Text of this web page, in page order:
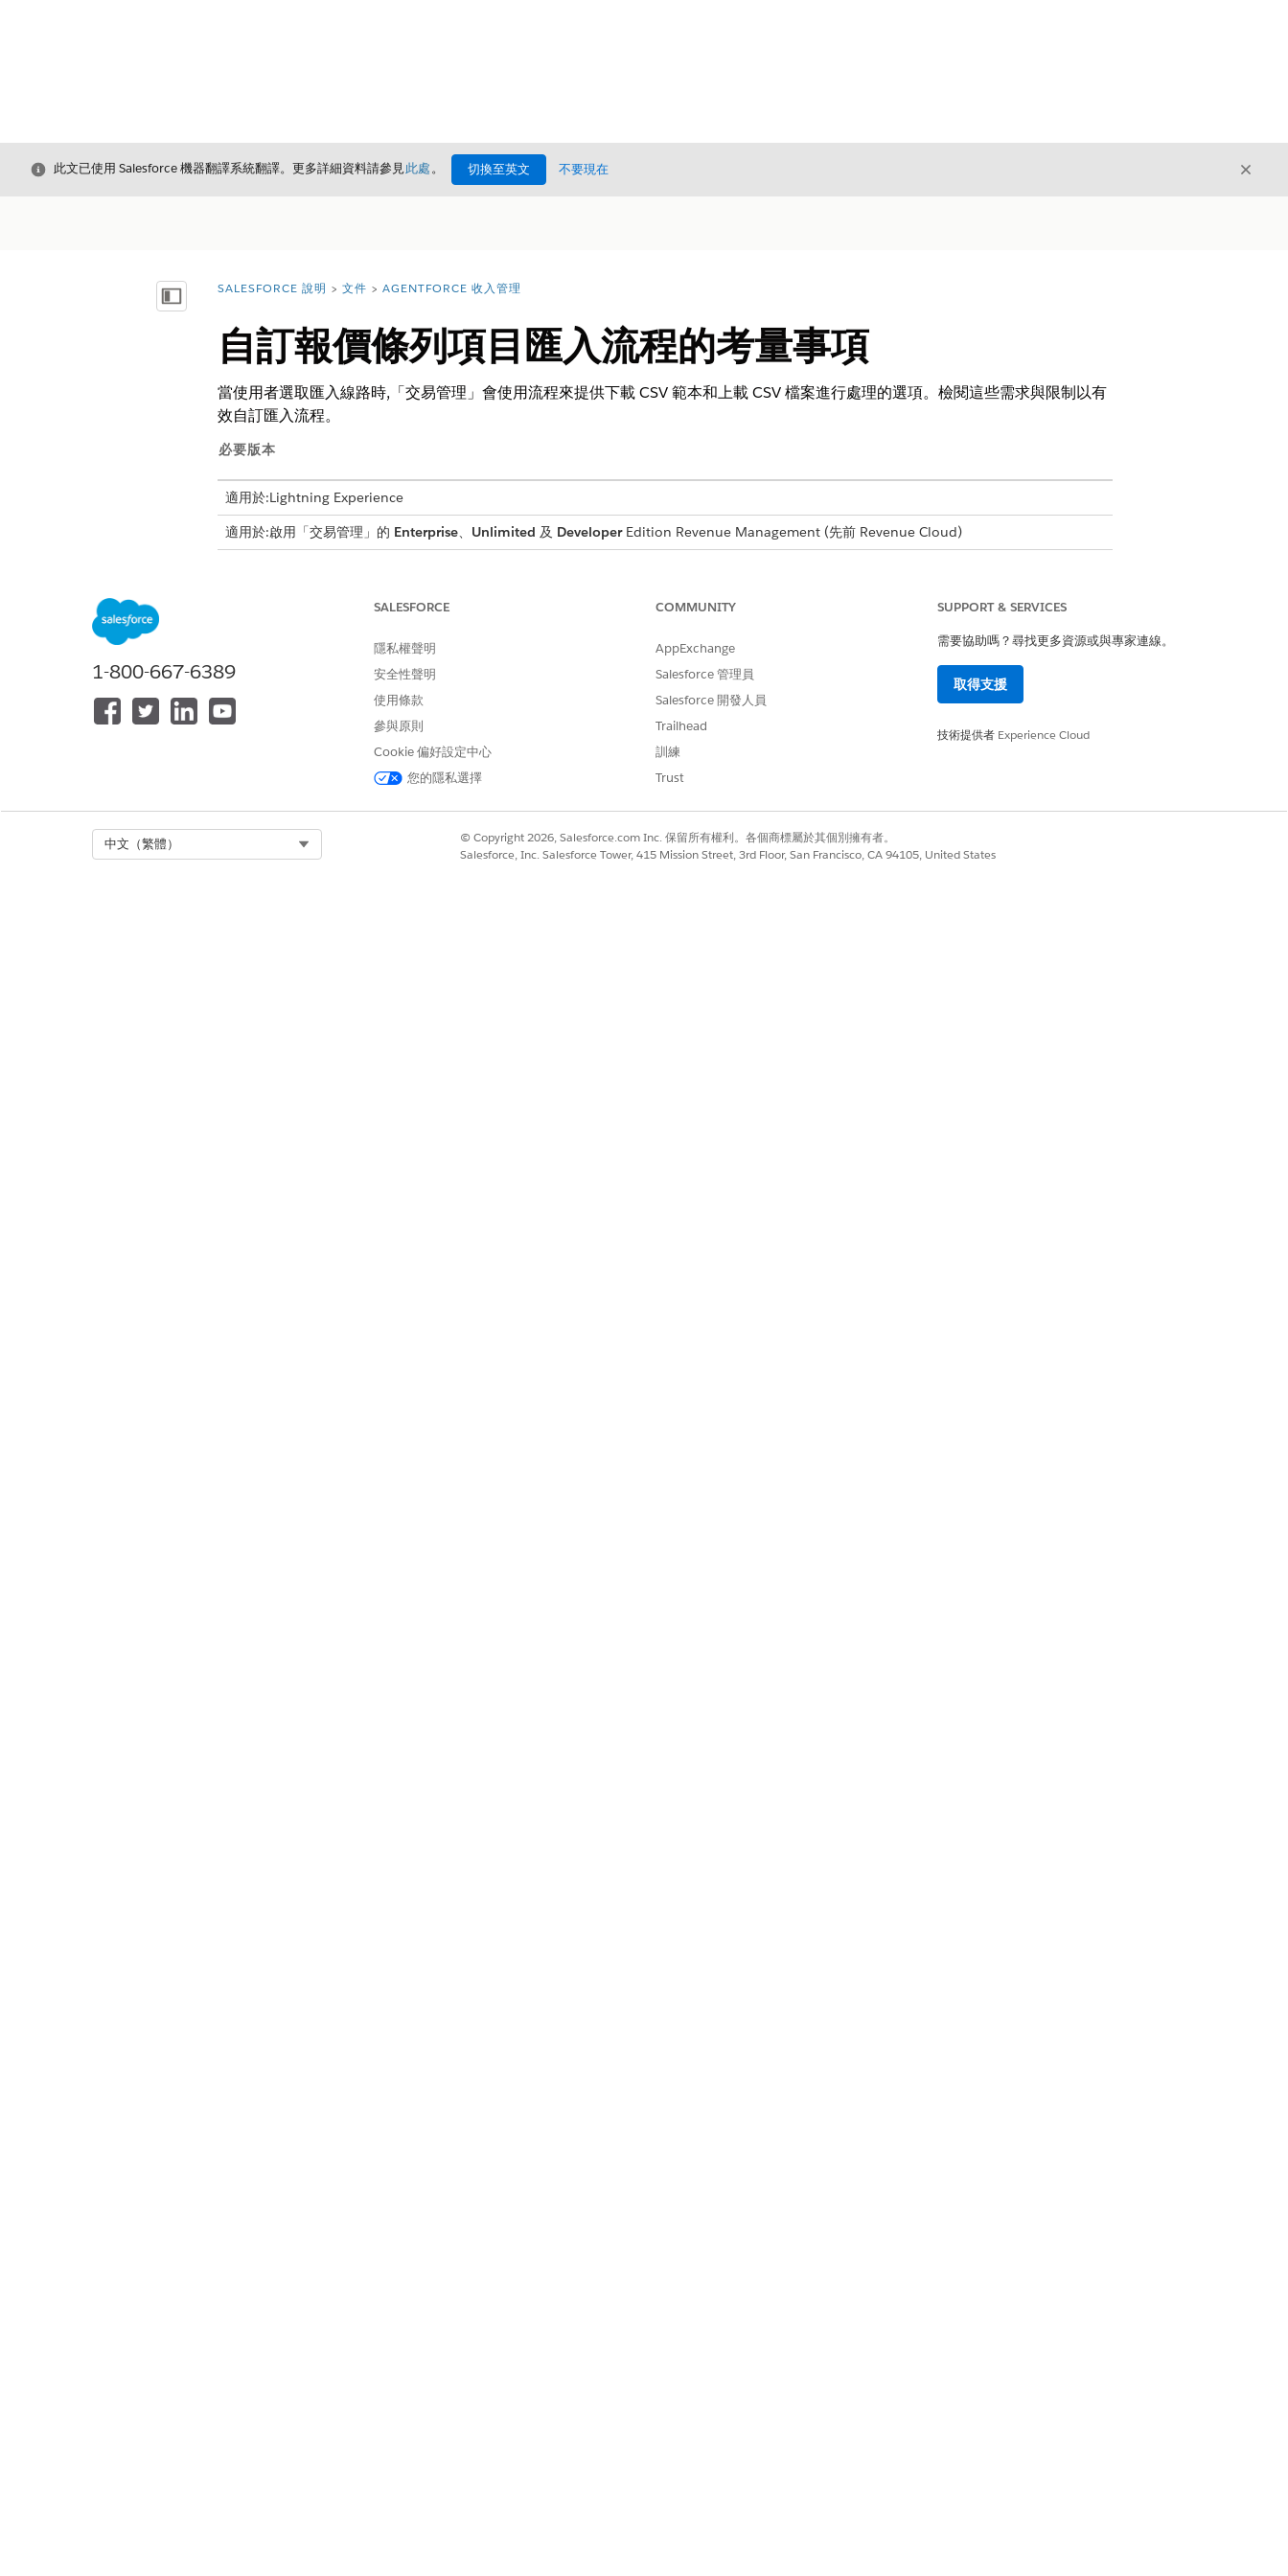
結束
此文已使用 Salesforce 機器翻譯系統翻譯。更多詳細資料請參見此處。 切換至英文 不要現在 結束
顯示目錄 您位於此處：
SALESFORCE 說明 文件 AGENTFORCE 收入管理
自訂報價條列項目匯入流程的考量事項
當使用者選取匯入線路時,「交易管理」會使用流程來提供下載 CSV 範本和上載 CSV 檔案進行處理的選項。檢閱這些需求與限制以有
效自訂匯入流程。
必要版本
適用於:Lightning Experience
適用於:啟用「交易管理」的 Enterprise、 Unlimited 及 DeveloperEdition Revenue Management (先前 Revenue Cloud)
將「使用 CSV 檔案範本的靜態資源」屬性設定為 True。
在「可下載 CSV 範本名稱」屬性中輸入靜態資源的名稱。
複製並修改流程以變更 CSV 範本或其他處理行為。
流程會管理特定的資料限制,且需要某些輸入變數才能與「交易管理」搭配使用。
使用 rowsImportLimit 變數設定單一匯入的列數上限。
即使 rowsImportLimit 變數值超過 1000,使用者最多可同時匯入 1000 個報價條列項目。
使用者執行多次匯入,直到達到每個報價的報價條列項目限制為止。
1-800-667-6389
SALESFORCE
隱私權聲明
安全性聲明
使用條款
參與原則
Cookie 偏好設定中心
您的隱私選擇
COMMUNITY
AppExchange
Salesforce 管理員
Salesforce 開發人員
Trailhead
訓練
Trust
SUPPORT & SERVICES
需要協助嗎？尋找更多資源或與專家連線。
取得支援
技術提供者 Experience Cloud
中文（繁體）
© Copyright 2026, Salesforce.com Inc. 保留所有權利。各個商標屬於其個別擁有者。
Salesforce, Inc. Salesforce Tower, 415 Mission Street, 3rd Floor, San Francisco, CA 94105, United States